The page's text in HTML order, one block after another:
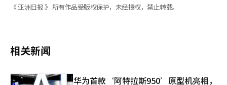
《 亚洲日报 》 所有作品受版权保护，未经授权，禁止转载。
相关新闻
华为首款‘阿特拉斯950’原型机亮相，